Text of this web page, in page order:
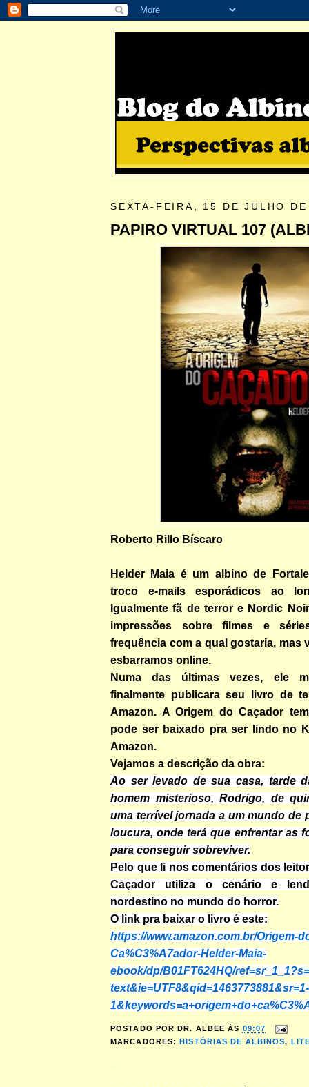
SEXTA-FEIRA, 15 DE JULHO
PAPIRO VIRTUAL 107
Roberto Rillo Bíscaro
Helder Maia é um albino de
troco e-mails esporádicos ao
Igualmente fã de terror e Nordic
impressões sobre filmes e
frequência com a qual gostaria, mas
esbarramos online.
Numa das últimas vezes, ele
finalmente publicara seu livro de
Amazon. A Origem do Caçador
pode ser baixado pra ser lindo no
Amazon.
Vejamos a descrição da obra:
Ao ser levado de sua casa, tarde
homem misterioso, Rodrigo, de
uma terrível jornada a um mundo de
loucura, onde terá que enfrentar as
para conseguir sobreviver.
Pelo que li nos comentários dos
Caçador utiliza o cenário e
nordestino no mundo do horror.
O link pra baixar o livro é este:
https://www.amazon.com.br/Origem-
Ca%C3%A7ador-Helder-Maia-
ebook/dp/B01FT624HQ/
text&ie=UTF8&qid=1463773881&sr=1-
POSTADO POR DR. ALBEE ÀS 09:07
MARCADORES:HISTÓRIAS DE ALBINOS,